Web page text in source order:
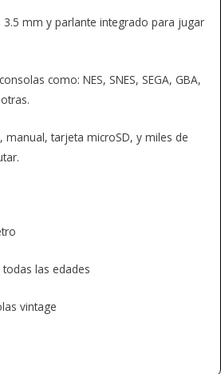
3.5 mm y parlante integrado para jugar
como: NES, SNES, SEGA, GBA,
manual, tarjeta microSD, y miles de
las edades
vintage